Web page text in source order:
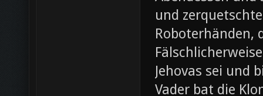
und
Roboterhänden,
Jehovas sei und
Vader bat die